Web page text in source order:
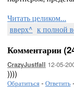
Читать целиком...
вверх^ к полной
Комментарии
CrazyJustfall 12-05-
))))
Обратиться - Ответить -